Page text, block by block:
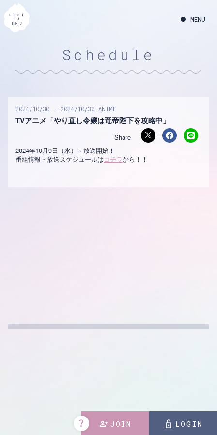
person_add JOIN lock LOGIN
question_mark
Schedule
2024 10 30 2024 10 30 ANIME
TVアニメ「やり直し令嬢は竜帝陛下を攻略中」
2024年10月9日（水）～放送開始！
番組情報・放送スケジュールはコチラから！！